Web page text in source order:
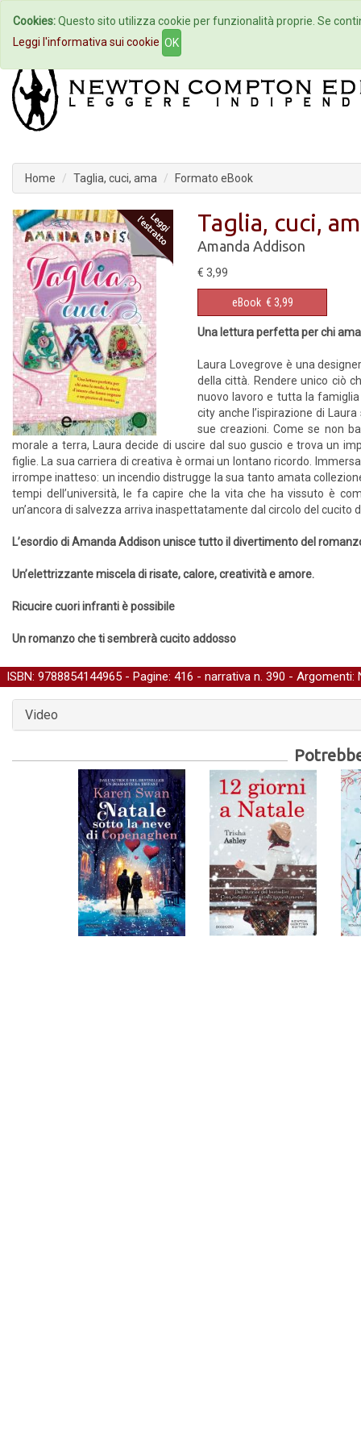
Home Autori Eventi
Home Taglia, cuci, ama Formato eBook
Taglia, cuci,
Amanda Addison
€ 3,99
eBook € 3,99
Una lettura perfetta per chi
Laura Lovegrove è una
della città. Rendere unico ciò
nuovo lavoro e tutta la
city anche l’ispirazione di
sue creazioni. Come se non
morale a terra, Laura decide di uscire dal suo guscio e trova un
figlie. La sua carriera di creativa è ormai un lontano ricordo.
irrompe inatteso: un incendio distrugge la sua tanto amata
tempi dell’università, le fa capire che la vita che ha vissuto è
un’ancora di salvezza arriva inaspettatamente dal circolo del cucito
L’esordio di Amanda Addison unisce tutto il divertimento del
Un’elettrizzante miscela di risate, calore, creatività e amore.
Ricucire cuori infranti è possibile
Un romanzo che ti sembrerà cucito addosso
ISBN: 9788854144965 - Pagine: 416 - narrativa n. 390 - Argomenti:
Video
Cookies:Questo sito utilizza cookie per funzionalità proprie. Se
Leggi l'informativa sui cookie OK